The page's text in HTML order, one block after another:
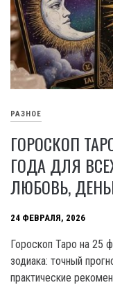
РАЗНОЕ
ГОРОСКОП
ГОДА ДЛЯ
ЛЮБОВЬ,
24 ФЕВРАЛЯ, 2026
Гороскоп Таро на 25
зодиака: точный
практические